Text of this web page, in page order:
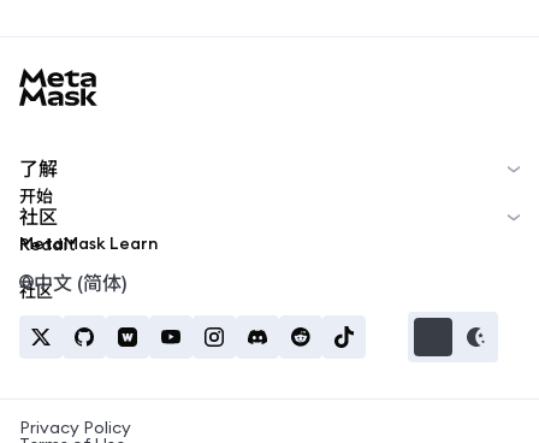
了解
开始
MetaMask Learn
社区
Reddit
社区中文 (简体)
Privacy Policy